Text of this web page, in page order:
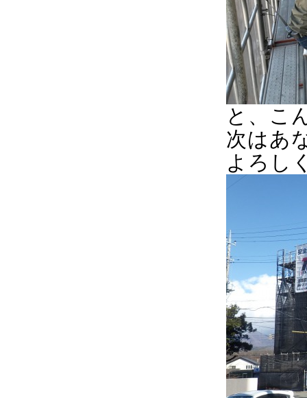
と、こ
次はあ
よろし